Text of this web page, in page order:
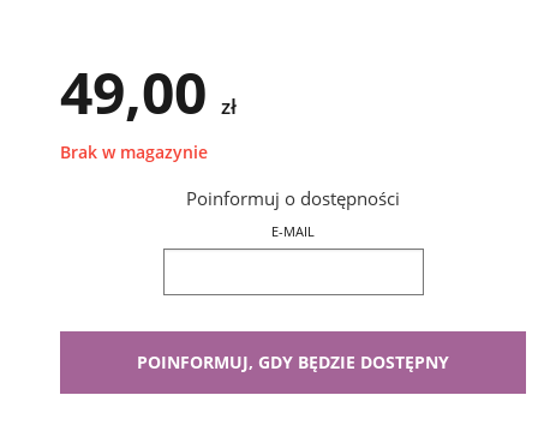
49,00 zł
Brak w magazynie
Poinformuj o dostępności
E-MAIL